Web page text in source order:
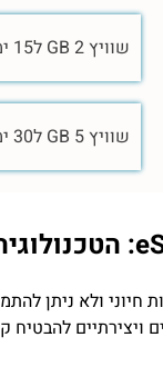
שוויץ 2 GB ל15 ימים
שוויץ 5 GB ל30 ימים
חיוני ולא ניתן
להבטיח